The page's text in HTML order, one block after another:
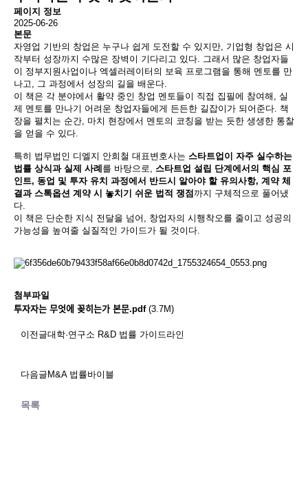
페이지 정보
2025-06-26
본문
자영업 기반의 창업은 누구나 쉽게 도전할 수 있지만, 기업형 창업은 시
작부터 성장까지 수많은 장벽이 기다리고 있다. 그래서 많은 창업자들
이 정부지원사업이나 엑셀러레이터의 보육 프로그램을 통해 멘토를 만
나고, 그 과정에서 성장의 길을 배운다.
이 책은 각 분야에서 활약 중인 창업 멘토들이 직접 집필에 참여해, 실
제 멘토를 만나기 어려운 창업자들에게 든든한 길잡이가 되어준다. 책
장을 펼치는 순간, 마치 현장에서 멘토의 코칭을 받는 듯한 생생한 통찰
을 얻을 수 있다.
특히 법무법인 디엘지 안희철 대표변호사는 스타트업이 자주 실수하는
법률 상식과 실제 사례 를 바탕으로, 스타트업 설립 단계에서의 핵심 포
인트, 동업 및 투자 유치 과정에서 반드시 알아야 할 유의사항, 계약 체
결과 스톡옵션 계약 시 놓치기 쉬운 법적 쟁점 까지 구체적으로 풀어냈
다.
이 책은 단순한 지식 전달을 넘어, 창업자의 시행착오를 줄이고 성공의
가능성을 높여줄 실질적인 가이드가 될 것이다.
첨부파일
투자자는 무엇에 꽂히는가 본문.pdf(3.7M)
이전글대학·연구소 R&D 법률 가이드라인
다음글 M&A 법률바이블
목록